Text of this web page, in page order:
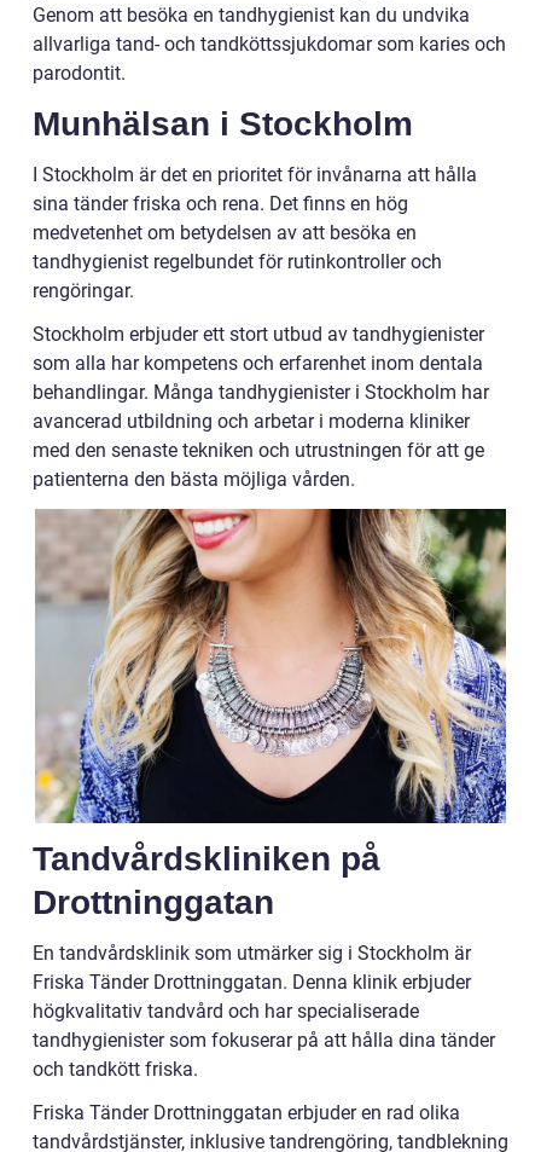
Genom att besöka en tandhygienist kan du undvika
allvarliga tand- och tandköttssjukdomar som karies och
parodontit.
Munhälsan i Stockholm
I Stockholm är det en prioritet för invånarna att hålla
sina tänder friska och rena. Det finns en hög
medvetenhet om betydelsen av att besöka en
tandhygienist regelbundet för rutinkontroller och
rengöringar.
Stockholm erbjuder ett stort utbud av tandhygienister
som alla har kompetens och erfarenhet inom dentala
behandlingar. Många tandhygienister i Stockholm har
avancerad utbildning och arbetar i moderna kliniker
med den senaste tekniken och utrustningen för att ge
patienterna den bästa möjliga vården.
Tandvårdskliniken på
Drottninggatan
En tandvårdsklinik som utmärker sig i Stockholm är
Friska Tänder Drottninggatan. Denna klinik erbjuder
högkvalitativ tandvård och har specialiserade
tandhygienister som fokuserar på att hålla dina tänder
och tandkött friska.
Friska Tänder Drottninggatan erbjuder en rad olika
tandvårdstjänster, inklusive tandrengöring, tandblekning